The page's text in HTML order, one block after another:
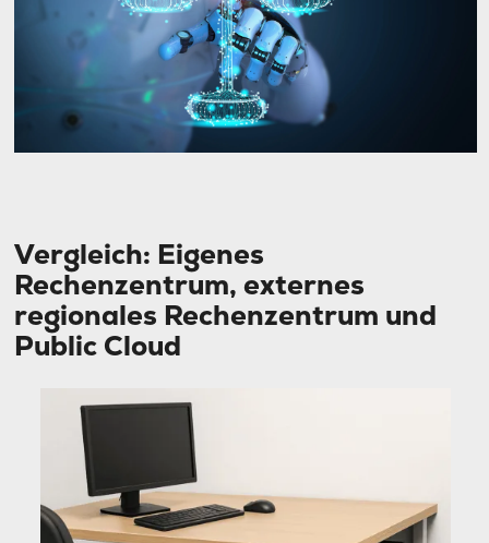
Vergleich: Eigenes
Rechenzentrum, externes
regionales Rechenzentrum und
Public Cloud